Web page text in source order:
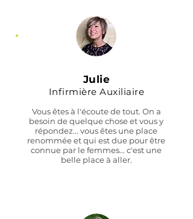
Julie
Infirmière Auxiliaire
Vous êtes à l'écoute de tout. On a
besoin de quelque chose et vous y
répondez... vous êtes une place
renommée et qui est due pour être
connue par le femmes... c'est une
belle place à aller.